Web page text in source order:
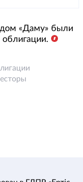
«Даму» были